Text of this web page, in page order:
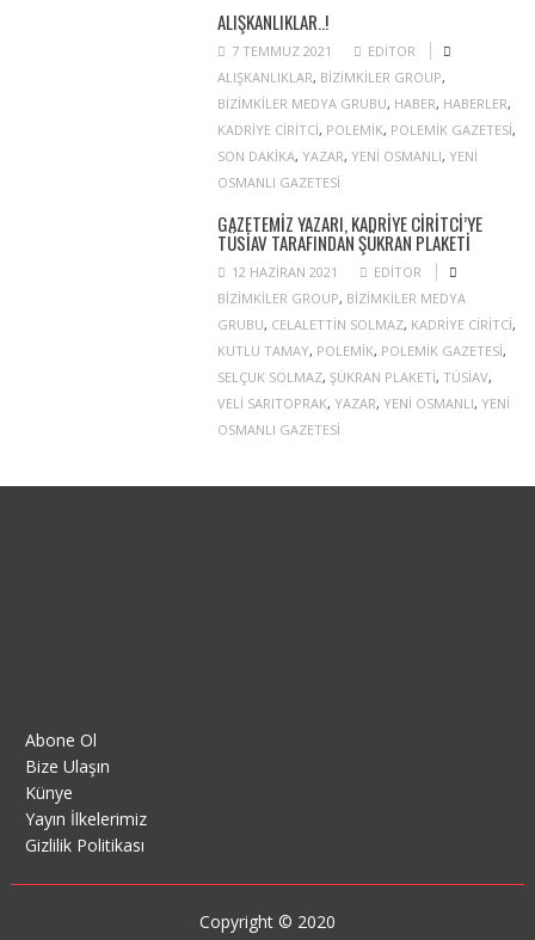
ALIŞKANLIKLAR..!
7 TEMMUZ 2021
EDITOR
ALIŞKANLIKLAR, BIZIMKILER GROUP,
BIZIMKILER MEDYA GRUBU, HABER, HABERLER,
KADRIYE CIRITCI, POLEMIK, POLEMIK GAZETESI,
SON DAKIKA, YAZAR, YENI OSMANLI, YENI
OSMANLI GAZETESI
GAZETEMIZ YAZARI, KADRIYE CIRITCI’YE
TÜSİAV TARAFINDAN ŞÜKRAN PLAKETI
12 HAZIRAN 2021
EDITOR
BIZIMKILER GROUP, BIZIMKILER MEDYA
GRUBU, CELALETTIN SOLMAZ, KADRIYE CIRITCI,
KUTLU TAMAY, POLEMIK, POLEMIK GAZETESI,
SELÇUK SOLMAZ, ŞÜKRAN PLAKETI, TÜSIAV,
VELI SARITOPRAK, YAZAR, YENI OSMANLI, YENI
OSMANLI GAZETESI
Abone Ol
Bize Ulaşın
Künye
Yayın İlkelerimiz
Gizlilik Politikası
Copyright © 2020